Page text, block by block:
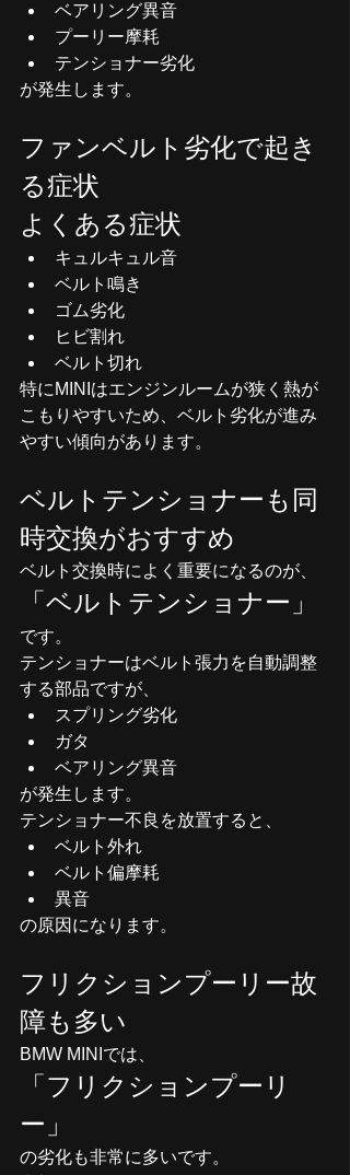
ベアリング異音
プーリー摩耗
テンショナー劣化
が発生します。
ファンベルト劣化で起き
る症状
よくある症状
キュルキュル音
ベルト鳴き
ゴム劣化
ヒビ割れ
ベルト切れ
特にMINIはエンジンルームが狭く熱が
こもりやすいため、ベルト劣化が進み
やすい傾向があります。
ベルトテンショナーも同
時交換がおすすめ
ベルト交換時によく重要になるのが、
「ベルトテンショナー」
です。
テンショナーはベルト張力を自動調整
する部品ですが、
スプリング劣化
ガタ
ベアリング異音
が発生します。
テンショナー不良を放置すると、
ベルト外れ
ベルト偏摩耗
異音
の原因になります。
フリクションプーリー故
障も多い
BMW MINIでは、
「フリクションプーリ
ー」
の劣化も非常に多いです。